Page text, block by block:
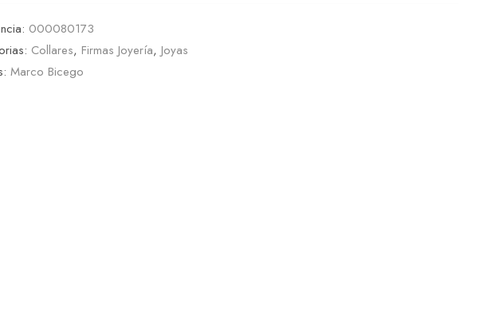
000080173
Collares, Firmas Joyería, Joyas
Marco Bicego